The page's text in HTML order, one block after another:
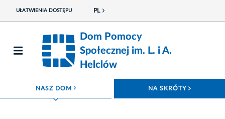
UŁATWIENIA DOSTĘPU PL
Dom Pomocy
Społecznej im. L. i A.
Helclów
NASZ DOM NA SKRÓTY